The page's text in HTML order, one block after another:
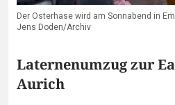
Der Osterhase wird am Sonnabend in
Jens Doden/Archiv
Laternenumzug zur
Aurich